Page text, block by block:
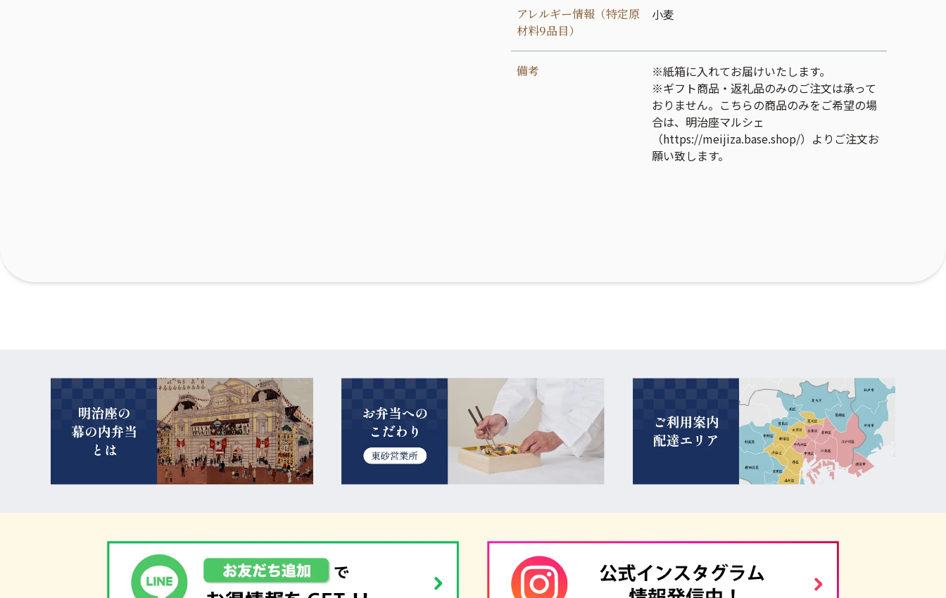
アレルギー情報（特定原
材料9品目）
小麦
備考
※紙箱に入れてお届けいたします。
※ギフト商品・返礼品のみのご注文は承って
おりません。こちらの商品のみをご希望の場
合は、明治座マルシェ
（https://meijiza.base.shop/）よりご注文お
願い致します。